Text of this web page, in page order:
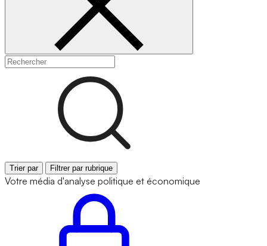
Trier par Filtrer par rubrique
Votre média d'analyse politique et économique